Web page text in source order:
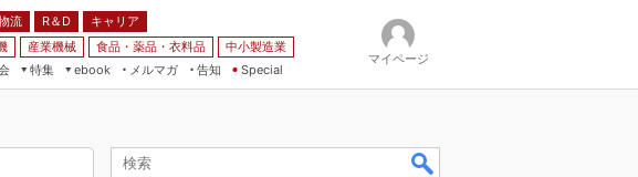
流 R＆D
キャリア
産業機械 食品・薬品・衣料品
中小製造業
特集
ebook
メルマガ
告知 Special
マイページ